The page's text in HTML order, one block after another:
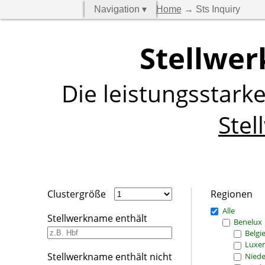
Navigation ▾ Home→ Sts Inquiry
Die
Clustergröße
Stellwerkname enthält
Stellwerkname enthält nicht
Regionen
Alle
Benelux